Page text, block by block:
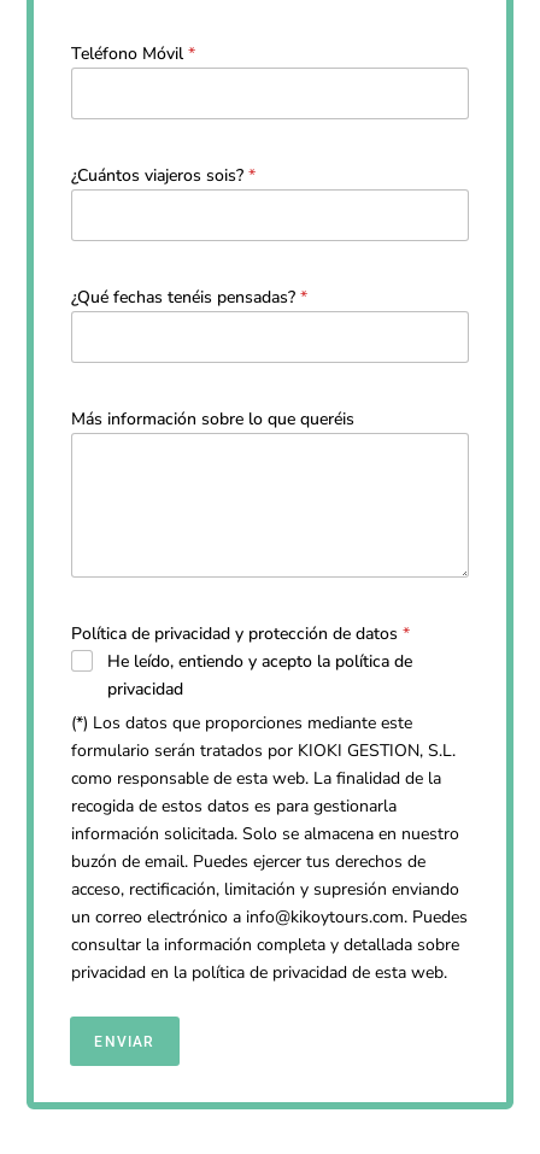
Teléfono Móvil*
¿Cuántos viajeros sois?*
¿Qué fechas tenéis pensadas?*
Más información sobre lo que queréis
Política de privacidad y protección de datos*
He leído, entiendo y acepto la política de
privacidad
(*) Los datos que proporciones mediante este
formulario serán tratados por KIOKI GESTION, S.L.
como responsable de esta web. La finalidad de la
recogida de estos datos es para gestionarla
información solicitada. Solo se almacena en nuestro
buzón de email. Puedes ejercer tus derechos de
acceso, rectificación, limitación y supresión enviando
un correo electrónico a info@kikoytours.com. Puedes
consultar la información completa y detallada sobre
privacidad en la política de privacidad de esta web.
ENVIAR